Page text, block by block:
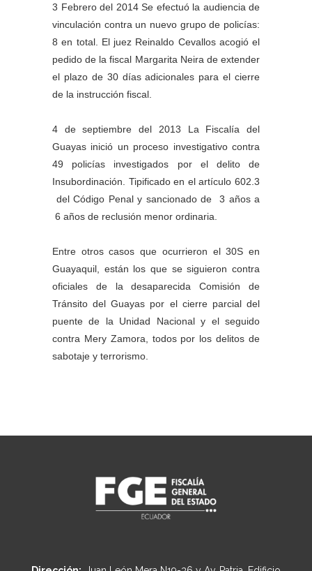
3 Febrero del 2014 Se efectuó la audiencia de
vinculación contra un nuevo grupo de policías:
8 en total. El juez Reinaldo Cevallos acogió el
pedido de la fiscal Margarita Neira de extender
el plazo de 30 días adicionales para el cierre
de la instrucción fiscal.
4 de septiembre del 2013 La Fiscalía del
Guayas inició un proceso investigativo contra
49 policías investigados por el delito de
Insubordinación. Tipificado en el artículo 602.3
del Código Penal y sancionado de 3 años a
6 años de reclusión menor ordinaria.
Entre otros casos que ocurrieron el 30S en
Guayaquil, están los que se siguieron contra
oficiales de la desaparecida Comisión de
Tránsito del Guayas por el cierre parcial del
puente de la Unidad Nacional y el seguido
contra Mery Zamora, todos por los delitos de
sabotaje y terrorismo.